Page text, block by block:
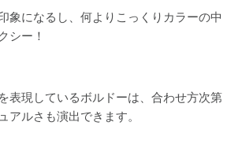
象になるし、何よりこっくりカラーの中
シー！
表現しているボルドーは、合わせ方次第
アルさも演出できます。